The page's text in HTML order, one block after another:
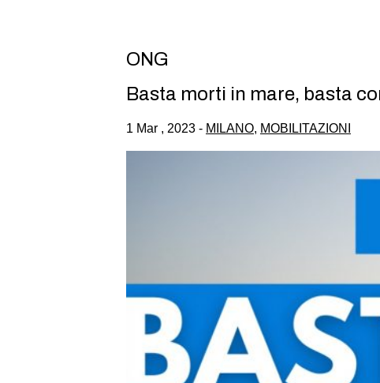
ONG
Basta morti in mare, basta
1 Mar , 2023 - MILANO, MOBILITAZIONI